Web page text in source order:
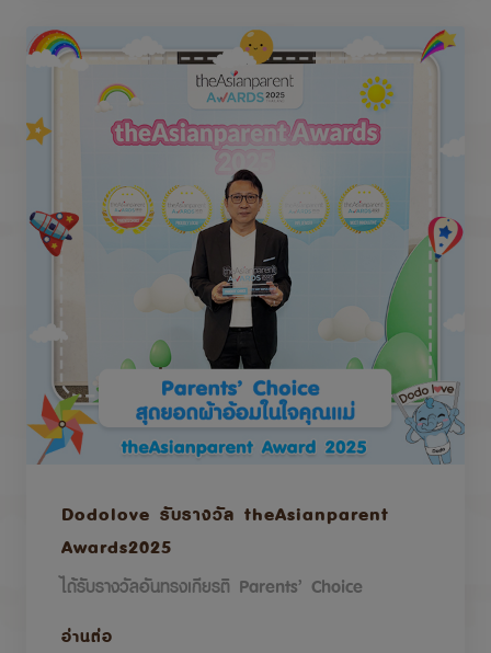
Dodolove รับรางวัล theAsianparent
Awards2025
ได้รับรางวัลอันทรงเกียรติ Parents’ Choice
อ่านต่อ